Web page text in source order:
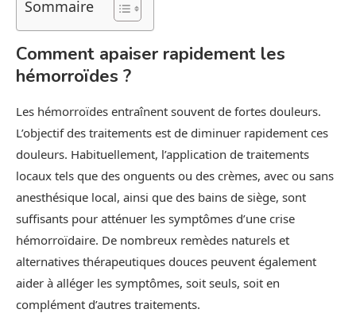
Sommaire
Comment apaiser rapidement les
hémorroïdes ?
Les hémorroïdes entraînent souvent de fortes douleurs.
L’objectif des traitements est de diminuer rapidement ces
douleurs. Habituellement, l’application de traitements
locaux tels que des onguents ou des crèmes, avec ou sans
anesthésique local, ainsi que des bains de siège, sont
suffisants pour atténuer les symptômes d’une crise
hémorroïdaire. De nombreux remèdes naturels et
alternatives thérapeutiques douces peuvent également
aider à alléger les symptômes, soit seuls, soit en
complément d’autres traitements.